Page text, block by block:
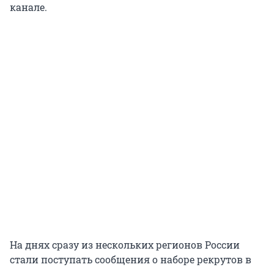
канале.
На днях сразу из нескольких регионов России
стали поступать сообщения о наборе рекрутов в